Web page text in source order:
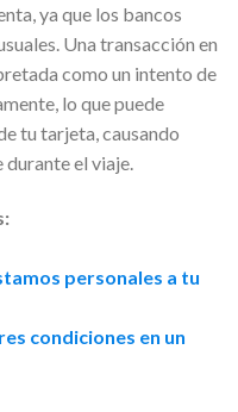
ya que los bancos
Una transacción en
como un intento de
lo que puede
tu tarjeta, causando
el viaje.
personales a tu
condiciones en un